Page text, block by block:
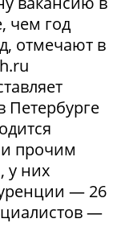
чем год
отмечают в
Петербурге
прочим
у них
— 26
—